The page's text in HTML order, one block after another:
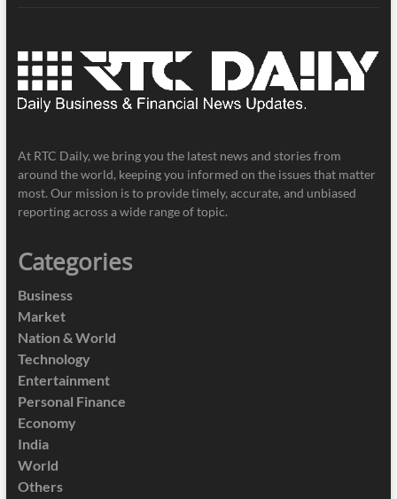
At RTC Daily, we bring you the latest news and stories from
around the world, keeping you informed on the issues that matter
most. Our mission is to provide timely, accurate, and unbiased
reporting across a wide range of topic.
Categories
Business
Market
Nation & World
Technology
Entertainment
Personal Finance
Economy
India
World
Others